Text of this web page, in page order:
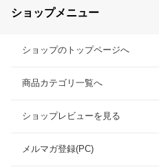
ショップメニュー
ショップのトップページへ
商品カテゴリ一覧へ
ショップレビューを見る
メルマガ登録(PC)